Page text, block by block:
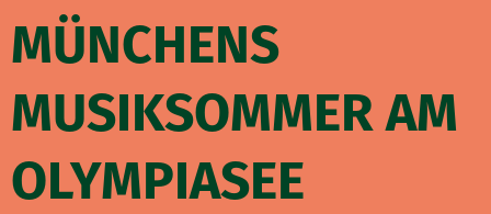
Inhalt
MÜNCHENS
MUSIKSOMMER AM
OLYMPIASEE